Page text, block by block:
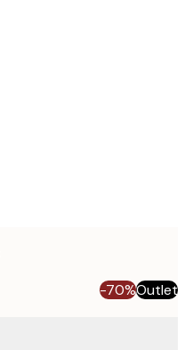
-70%Outlet